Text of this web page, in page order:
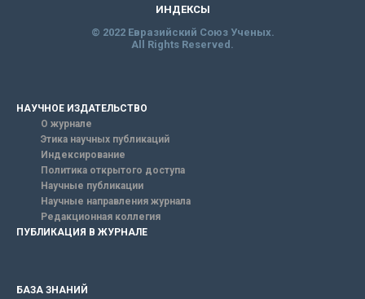
ИНДЕКСЫ
© 2022 Евразийский Союз Ученых.
All Rights Reserved.
НАУЧНОЕ ИЗДАТЕЛЬСТВО
О журнале
Этика научных публикаций
Индексирование
Политика открытого доступа
Научные публикации
Научные направления журнала
Редакционная коллегия
ПУБЛИКАЦИЯ В ЖУРНАЛЕ
БАЗА ЗНАНИЙ